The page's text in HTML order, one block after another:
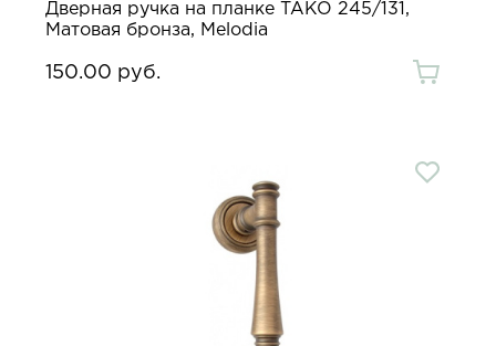
Дверная ручка на планке TAKO 245/131,
Матовая бронза, Melodia
150.00 руб.